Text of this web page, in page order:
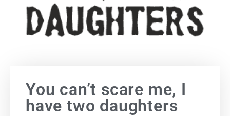
You can’t scare me, I
have two daughters